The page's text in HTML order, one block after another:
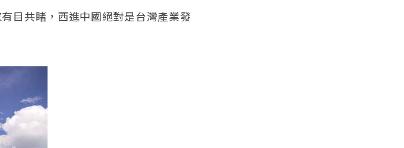
目共睹，西進中國絕對是台灣產業發